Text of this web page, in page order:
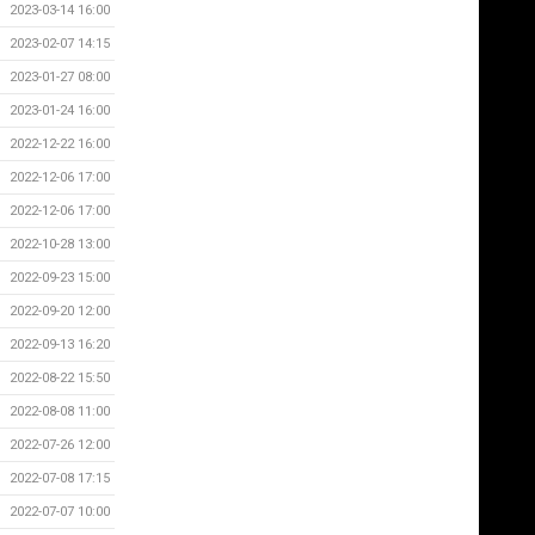
2023-03-14 16:00
2023-02-07 14:15
2023-01-27 08:00
2023-01-24 16:00
2022-12-22 16:00
2022-12-06 17:00
2022-12-06 17:00
2022-10-28 13:00
2022-09-23 15:00
2022-09-20 12:00
2022-09-13 16:20
2022-08-22 15:50
2022-08-08 11:00
2022-07-26 12:00
2022-07-08 17:15
2022-07-07 10:00